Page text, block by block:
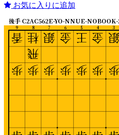
お気に入りに追加
3
4
5
6
7
8
9
後手 C2AC562E-YO-NNUE-
歩
金
歩
王
歩
金
歩
銀
歩
桂
飛
歩
香
歩